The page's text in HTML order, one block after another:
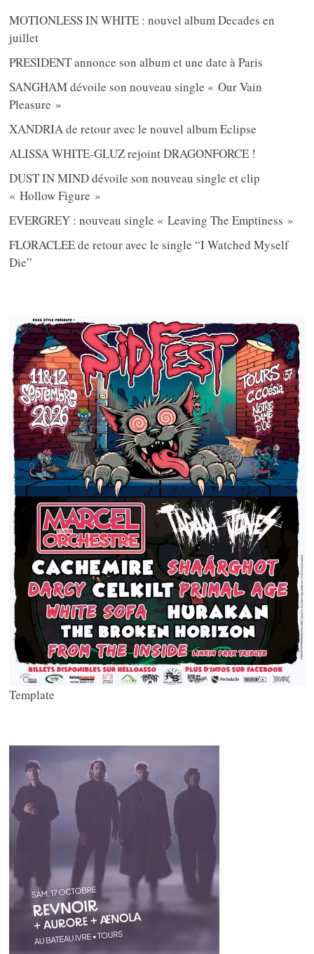
MOTIONLESS IN WHITE : nouvel album Decades en
juillet
PRESIDENT annonce son album et une date à Paris
SANGHAM dévoile son nouveau single « Our Vain
Pleasure »
XANDRIA de retour avec le nouvel album Eclipse
ALISSA WHITE-GLUZ rejoint DRAGONFORCE !
DUST IN MIND dévoile son nouveau single et clip
« Hollow Figure »
EVERGREY : nouveau single « Leaving The Emptiness »
FLORACLEE de retour avec le single “I Watched Myself
Die”
Template